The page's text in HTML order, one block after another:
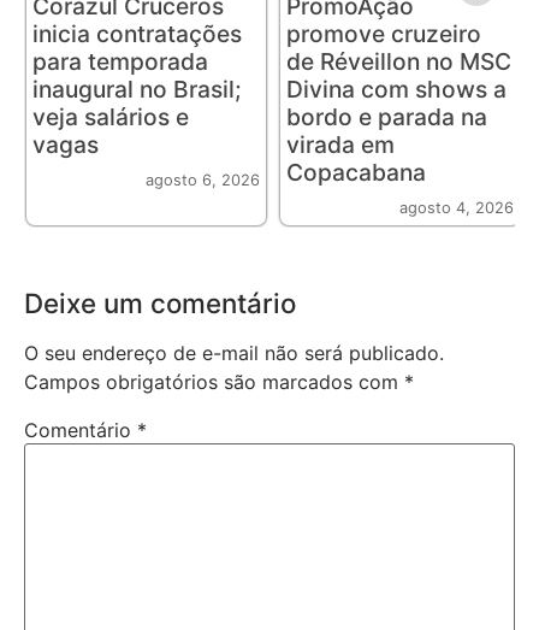
Corazul Cruceros
inicia contratações
para temporada
inaugural no Brasil;
veja salários e
vagas
agosto 6, 2026
PromoAção
promove cruzeiro
de Réveillon no MSC
Divina com shows a
bordo e parada na
virada em
Copacabana
agosto 4, 2026
Deixe um comentário
O seu endereço de e-mail não será publicado.
Campos obrigatórios são marcados com *
Comentário *